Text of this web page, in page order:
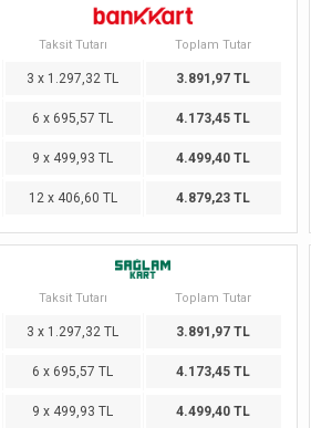
Taksit Tutarı Toplam Tutar
3 x 1.297,32 TL 3.891,97 TL
6 x 695,57 TL 4.173,45 TL
9 x 499,93 TL 4.499,40 TL
12 x 406,60 TL 4.879,23 TL
Taksit Tutarı Toplam Tutar
3 x 1.297,32 TL 3.891,97 TL
6 x 695,57 TL 4.173,45 TL
9 x 499,93 TL 4.499,40 TL